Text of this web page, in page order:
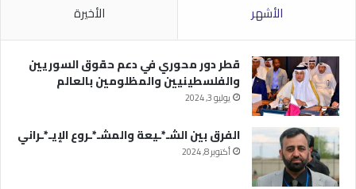
الأشهر الأخيرة
قطر دور محوري في دعم حقوق السوريين
والفلسطينيين والمظلومين بالعالم
يوليو 3, 2024
الفرق بين الشـ*ـيعة والمشـ*ـروع الإيـ*ـراني
أكتوبر 8, 2024